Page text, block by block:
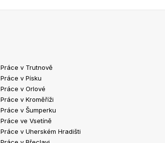
Práce v Trutnově
Práce v Písku
Práce v Orlové
Práce v Kroměříži
Práce v Šumperku
Práce ve Vsetíně
Práce v Uherském Hradišti